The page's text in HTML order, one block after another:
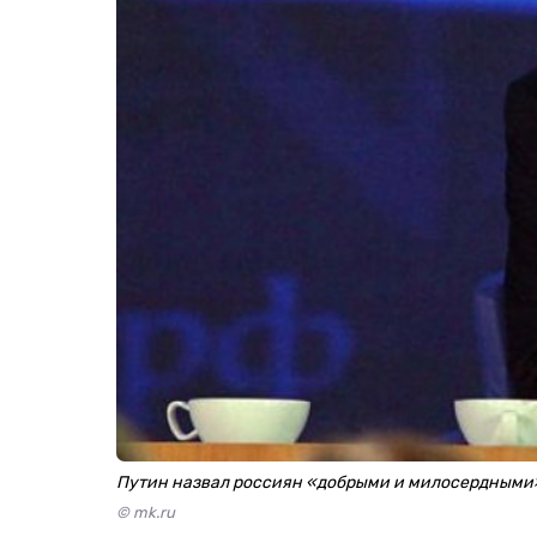
Путин назвал россиян «добрыми и
© mk.ru